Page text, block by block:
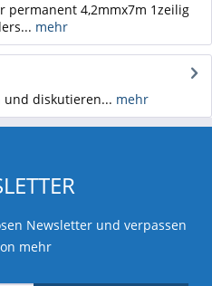
4,2mmx7m 1zeilig
mehr
und diskutieren... mehr
Newsletter und verpassen
mehr